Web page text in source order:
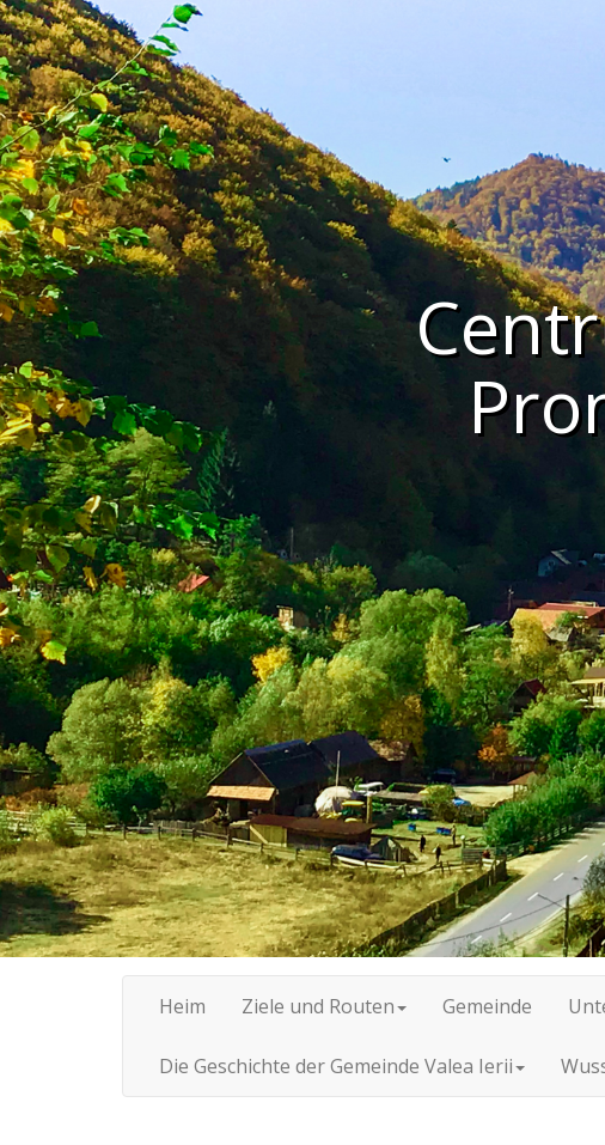
Heim Ziele und Routen Gemeinde
Die Geschichte der Gemeinde Valea Ierii